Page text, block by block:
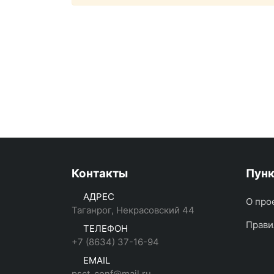
Контакты
АДРЕС
Таганрог, Некрасовский 44
ТЕЛЕФОН
+7 (8634) 37-16-94
EMAIL
О